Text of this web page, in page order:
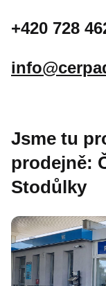
+420 728
Jsme tu
prodejně:
Stodůlky